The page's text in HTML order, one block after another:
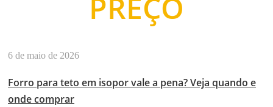
6 de maio de 2026
Forro para teto em isopor vale a pena? Veja quando e
onde comprar